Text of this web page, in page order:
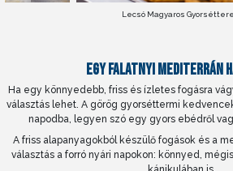
Lecsó Magyaros
EGY FALATNYI MEDITERRÁN
Ha egy könnyedebb, friss és ízletes fogásra
választás lehet. A görög gyorséttermi
napodba, legyen szó egy gyors ebédről
A friss alapanyagokból készülő fogások és a
választás a forró nyári napokon: könnyed,